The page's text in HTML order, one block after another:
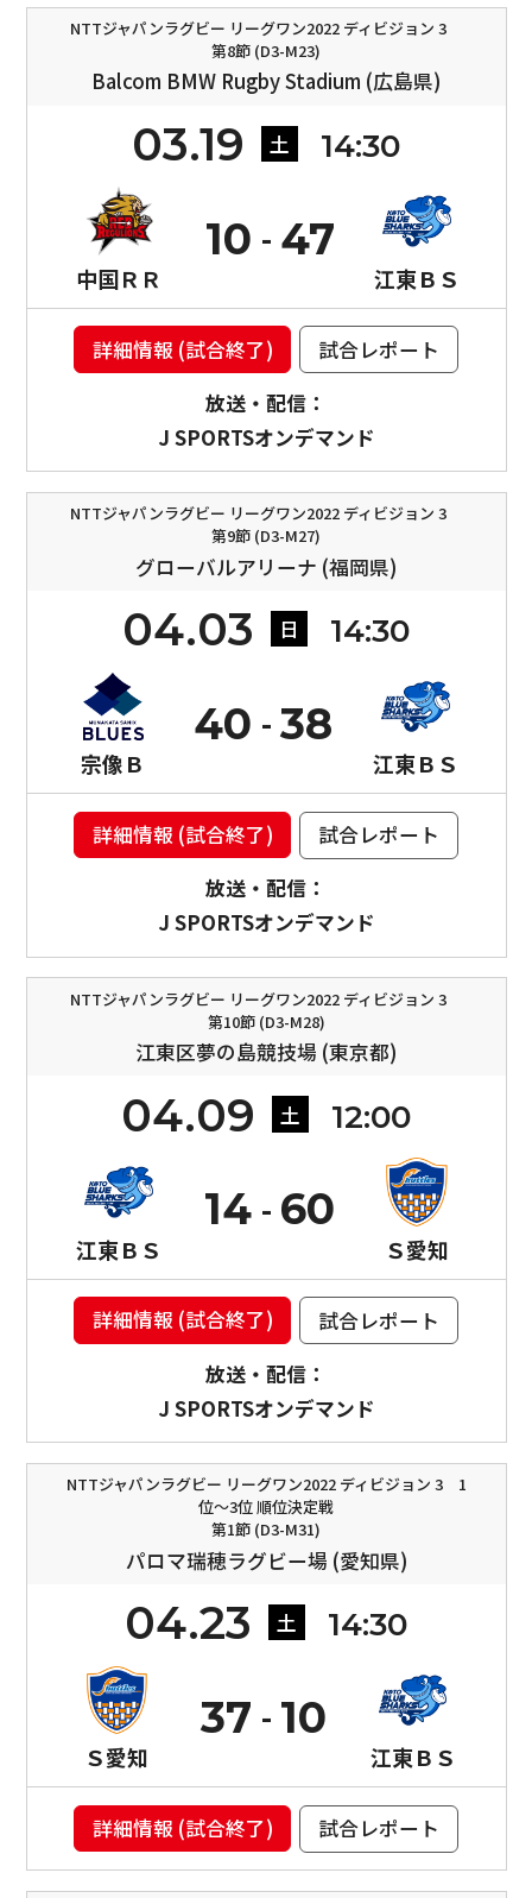
NTTジャパンラグビー リーグワン2022 ディビジョン 3
第8節 (D3-M23)
Balcom BMW Rugby Stadium (広島県)
03.19 土 14:30
中国ＲＲ
10
江東ＢＳ
47
詳細情報 (試合終了)
試合レポート
放送・配信：
J SPORTSオンデマンド
NTTジャパンラグビー リーグワン2022 ディビジョン 3
第9節 (D3-M27)
グローバルアリーナ (福岡県)
04.03 日 14:30
宗像Ｂ
40
江東ＢＳ
38
詳細情報 (試合終了)
試合レポート
放送・配信：
J SPORTSオンデマンド
NTTジャパンラグビー リーグワン2022 ディビジョン 3
第10節 (D3-M28)
江東区夢の島競技場 (東京都)
04.09 土 12:00
江東ＢＳ
14
Ｓ愛知
60
詳細情報 (試合終了)
試合レポート
放送・配信：
J SPORTSオンデマンド
NTTジャパンラグビー リーグワン2022 ディビジョン 3 1
位〜3位 順位決定戦
第1節 (D3-M31)
パロマ瑞穂ラグビー場 (愛知県)
04.23 土 14:30
Ｓ愛知
37
江東ＢＳ
10
詳細情報 (試合終了) 試合レポート